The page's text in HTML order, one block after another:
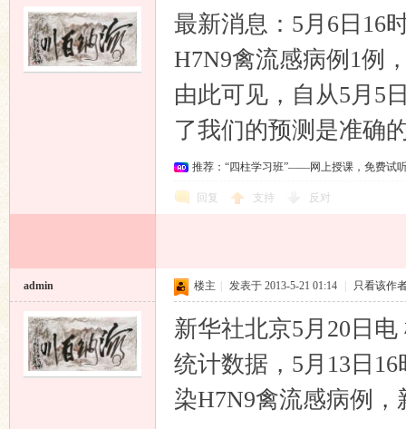
最新消息：5月6日16
H7N9禽流感病例1例
由此可见，自从5月5
了我们的预测是准确
推荐：“四柱学习班”——网上授课，免费试
回复 支持 反对
admin 楼主 发表于 2013-5-21 01:14 只看该作
新华社北京5月20日
统计数据，5月13日
染H7N9禽流感病例